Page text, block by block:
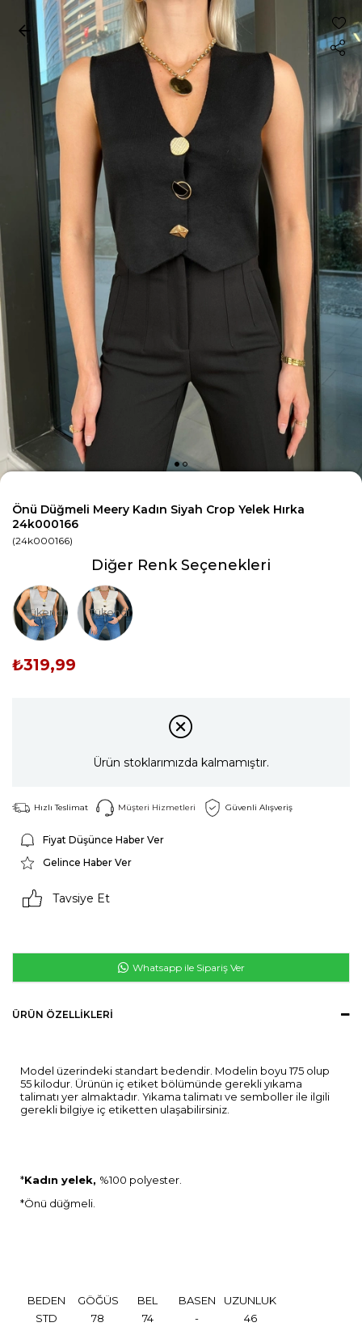
Önü Düğmeli Meery Kadın Siyah Crop Yelek Hırka
24k000166
(24k000166)
Diğer Renk Seçenekleri
Tükendi Tükendi
₺319,99
Ürün stoklarımızda kalmamıştır.
Hızlı Teslimat Müşteri Hizmetleri Güvenli Alışveriş
Fiyat Düşünce Haber Ver
Gelince Haber Ver
Tavsiye Et
Whatsapp ile Sipariş Ver
ÜRÜN ÖZELLIKLERI
Model üzerindeki standart bedendir. Modelin boyu 175 olup
55 kilodur. Ürünün iç etiket bölümünde gerekli yıkama
talimatı yer almaktadır. Yıkama talimatı ve semboller ile ilgili
gerekli bilgiye iç etiketten ulaşabilirsiniz.
*Kadın yelek, %100 polyester.
*Önü düğmeli.
BEDEN GÖĞÜS BEL BASEN
UZUNLUK
STD
78 74 - 46